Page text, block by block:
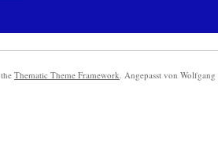
Thematic Theme Framework. Angepasst von